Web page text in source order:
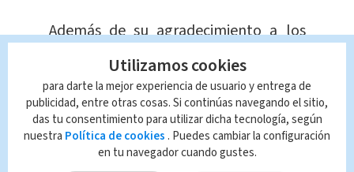
Además de su agradecimiento a los
Los Temerarios
expresaron su reconocimiento a los
medios de comunicación y a los
promotores que han apoyado su
música y contribuido a su expansión.
Utilizamos cookies
para darte la mejor experiencia de usuario y entrega de
publicidad, entre otras cosas. Si continúas navegando el sitio,
das tu consentimiento para utilizar dicha tecnología, según
nuestra Política de cookies . Puedes cambiar la configuración
en tu navegador cuando gustes.